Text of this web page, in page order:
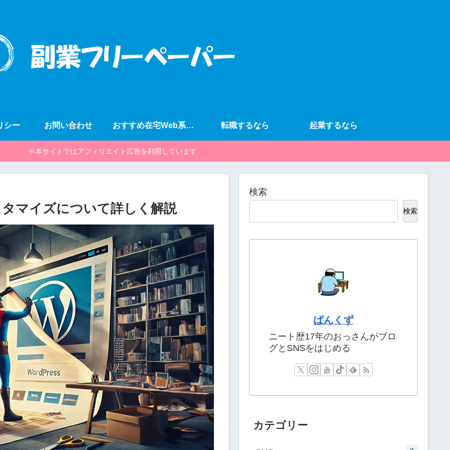
シー お問い合わせ おすすめ在宅Web系副業 転職するなら 起業するなら
※本サイトではアフィリエイト広告を利用しています
マイズについて詳しく解説
検索
検索
ぱんくず
ニート歴17年のおっさんがブロ
グとSNSをはじめる
カテゴリー